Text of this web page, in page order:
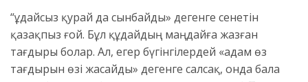
“Құдайсыз қурай да сынбайды» дегенге сенетін
қазақпыз ғой. Бұл құдайдың маңдайға жазған
тағдыры болар. Ал, егер бүгінгілердей «адам өз
тағдырын өзі жасайды» дегенге салсақ, онда бала